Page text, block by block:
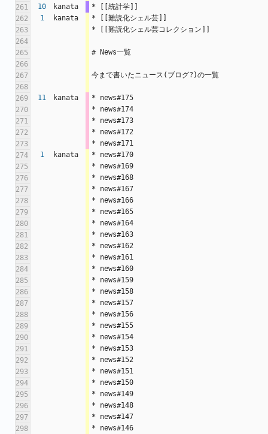
261
10 kanata
* [[統計学]]
262
1 kanata
* [[難読化シェル芸]]
263
* [[難読化シェル芸コレクション]]
264
265
# News一覧
266
267
今まで書いたニュース(ブログ?)の一覧
268
269
11 kanata
* news#175
270
* news#174
271
* news#173
272
* news#172
273
* news#171
274
1 kanata
* news#170
275
* news#169
276
* news#168
277
* news#167
278
* news#166
279
* news#165
280
* news#164
281
* news#163
282
* news#162
283
* news#161
284
* news#160
285
* news#159
286
* news#158
287
* news#157
288
* news#156
289
* news#155
290
* news#154
291
* news#153
292
* news#152
293
* news#151
294
* news#150
295
* news#149
296
* news#148
297
* news#147
298
* news#146